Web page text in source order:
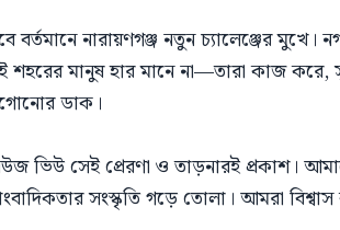
বর্তমানে নারায়ণগঞ্জ নতুন চ্যালেঞ্জের
শহরের মানুষ হার মানে না—তারা কাজ করে,
ডাক।
ভিউ সেই প্রেরণা ও তাড়নারই প্রকাশ।
সংস্কৃতি গড়ে তোলা। আমরা